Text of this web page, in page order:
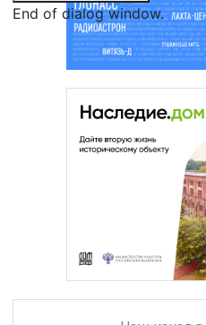
End of dialog window.